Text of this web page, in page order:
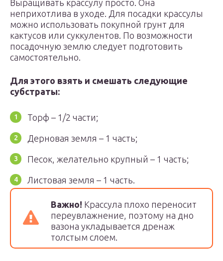
Выращивать крассулу просто. Она
неприхотлива в уходе. Для посадки крассулы
можно использовать покупной грунт для
кактусов или суккулентов. По возможности
посадочную землю следует подготовить
самостоятельно.
Для этого взять и смешать следующие
субстраты:
Торф – 1/2 части;
Дерновая земля – 1 часть;
Песок, желательно крупный – 1 часть;
Листовая земля – 1 часть.
Важно! Крассула плохо переносит
переувлажнение, поэтому на дно
вазона укладывается дренаж
толстым слоем.